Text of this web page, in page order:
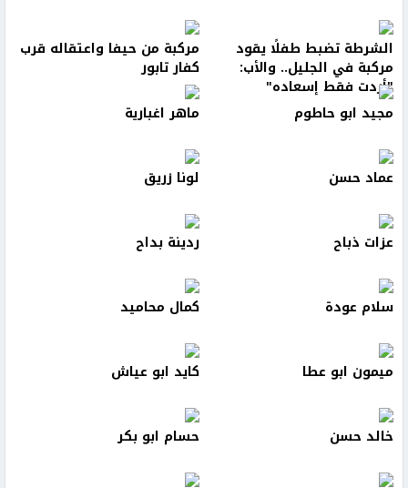
الشرطة تضبط طفلًا يقود
مركبة في الجليل.. والأب:
"أردت فقط إسعاده"
مركبة من حيفا واعتقاله قرب
كفار تابور
مجيد ابو حاطوم
ماهر اغبارية
عماد حسن لونا زريق
عزات ذباح ردينة بداح
سلام عودة كمال محاميد
ميمون ابو عطا كايد ابو عياش
خالد حسن حسام ابو بكر